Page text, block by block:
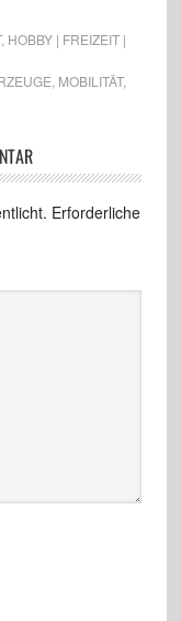
, HOBBY | FREIZEIT |
, MOBILITÄT,
Erforderliche